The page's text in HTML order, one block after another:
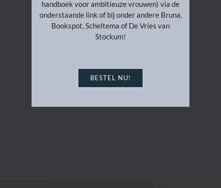
handboek voor ambitieuze vrouwen) via de
onderstaande link of bij onder andere Bruna,
Bookspot, Scheltema of De Vries van
Stockum!
BESTEL NU!